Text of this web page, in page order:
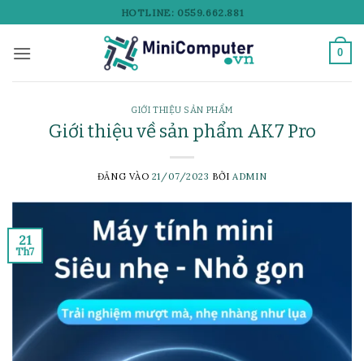
qua
nội
HOTLINE: 0559.662.881
0
GIỚI THIỆU SẢN PHẨM
Giới thiệu về sản phẩm AK7 Pro
ĐĂNG VÀO 21/07/2023 BỞIADMIN
21
Th7